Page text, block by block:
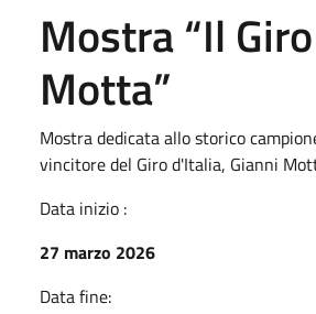
Mostra “Il
Motta”
Mostra dedicata allo storico
vincitore del Giro d'Italia, Gianni
Data inizio :
27 marzo 2026
Data fine: